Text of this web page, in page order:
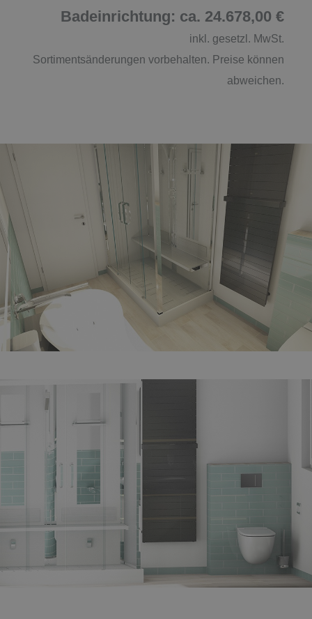
Badeinrichtung: ca. 24.678,00 €
inkl. gesetzl. MwSt.
Sortimentsänderungen vorbehalten. Preise können
abweichen.